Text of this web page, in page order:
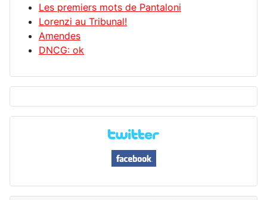
Les premiers mots de Pantaloni
Lorenzi au Tribunal!
Amendes
DNCG: ok